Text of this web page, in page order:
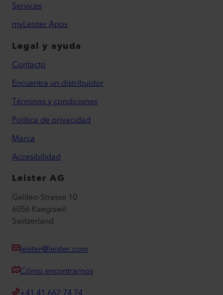
Services
myLeister Apps
Legal y ayuda
Contacto
Encuentra un distribuidor
Términos y condiciones
Política de privacidad
Marca
Accesibilidad
Leister AG
Galileo-Strasse 10
6056 Kaegiswil
Switzerland
leister@leister.com
Cómo encontrarnos